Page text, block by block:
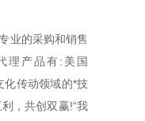
业的采购和销售
理产品有:美国
化传动领域的*技
，共创双赢!“我